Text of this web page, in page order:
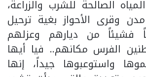
الصالحة للشرب والزراعة،
وقرى الأحواز بغية ترحيل
فشيئاً من ديارهم وعزلهم
الفرس مكانهم.. فيا أيها
واستوعبوها جيداً، إنها